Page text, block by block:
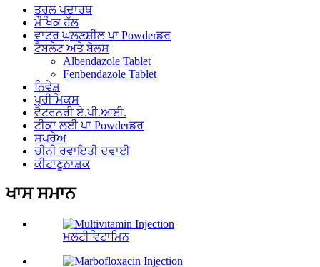
ਤਰਲ ਪਦਾਰਥ
ਮੌਖਿਕ ਹੱਲ
ਵਾਟਰ ਘੁਲਣਸ਼ੀਲ ਪਾ Powderਡਰ
ਟੈਬਲੇਟ ਅਤੇ ਬੋਲਸ
Albendazole Tablet
Fenbendazole Tablet
ਨਿਵੇਸ਼
ਪ੍ਰੀਮਿਕਸ
ਵੈਟਰਨਰੀ ਏ.ਪੀ.ਆਈ.
ਟੀਕਾ ਲਈ ਪਾ Powderਡਰ
ਸਪਰੇਅ
ਚੀਨੀ ਰਵਾਇਤੀ ਦਵਾਈ
ਕੀਟਾਣੂਨਾਸ਼ਕ
ਖਾਸ ਸਮਾਨ
ਮਲਟੀਵਿਟਾਮਿਨ